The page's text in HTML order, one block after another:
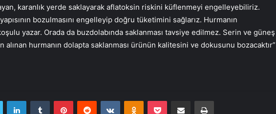
karanlık yerde saklayarak aflatoksin riskini küflenmeyi engelleyebiliriz.
bozulmasını engelleyip doğru tüketimini sağlarız. Hurmanın
yazar. Orada da buzdolabında saklanması tavsiye edilmez. Serin ve güneş
alınan hurmanın dolapta saklanması ürünün kalitesini ve dokusunu bozacaktır”
Twitter LinkedInTumblr PinterestReddit VKontakteOdnoklassniki
Pocket E-Posta ile paylaş Yazdır